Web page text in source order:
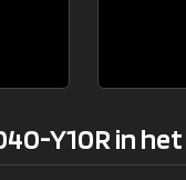
Y10R in